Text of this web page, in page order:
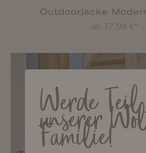
Outdoorjacke
ab 17,99 €*
Werde Teil
unserer
Familie!